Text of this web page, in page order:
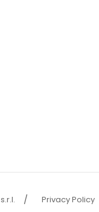
Privacy Policy